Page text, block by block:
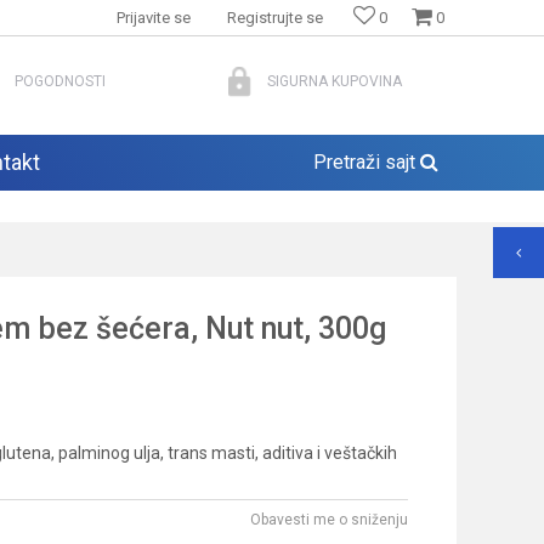
0
0
Prijavite se Registrujte se
POGODNOSTI SIGURNA KUPOVINA
Pretraži sajt
bez šećera, Nut nut, 300g
palminog ulja, trans masti, aditiva i veštačkih
Obavesti me o sniženju